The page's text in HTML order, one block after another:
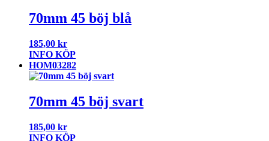
70mm 45 böj blå
185,00 kr
INFO KÖP
HOM03282
70mm 45 böj svart
185,00 kr
INFO KÖP